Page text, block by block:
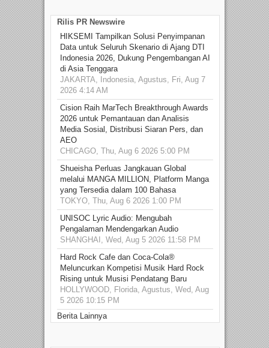
Rilis PR Newswire
HIKSEMI Tampilkan Solusi Penyimpanan
Data untuk Seluruh Skenario di Ajang DTI
Indonesia 2026, Dukung Pengembangan AI
di Asia Tenggara
JAKARTA, Indonesia, Agustus, Fri, Aug 7
2026 4:14 AM
Cision Raih MarTech Breakthrough Awards
2026 untuk Pemantauan dan Analisis
Media Sosial, Distribusi Siaran Pers, dan
AEO
CHICAGO, Thu, Aug 6 2026 5:00 PM
Shueisha Perluas Jangkauan Global
melalui MANGA MILLION, Platform Manga
yang Tersedia dalam 100 Bahasa
TOKYO, Thu, Aug 6 2026 1:00 PM
UNISOC Lyric Audio: Mengubah
Pengalaman Mendengarkan Audio
SHANGHAI, Wed, Aug 5 2026 11:58 PM
Hard Rock Cafe dan Coca-Cola®
Meluncurkan Kompetisi Musik Hard Rock
Rising untuk Musisi Pendatang Baru
HOLLYWOOD, Florida, Agustus, Wed, Aug
5 2026 10:15 PM
Berita Lainnya